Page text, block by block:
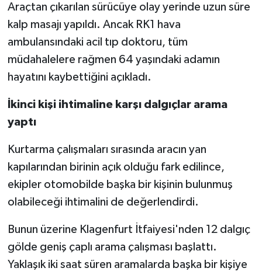
Araçtan çıkarılan sürücüye olay yerinde uzun süre
kalp masajı yapıldı. Ancak RK1 hava
ambulansındaki acil tıp doktoru, tüm
müdahalelere rağmen 64 yaşındaki adamın
hayatını kaybettiğini açıkladı.
İkinci kişi ihtimaline karşı dalgıçlar arama
yaptı
Kurtarma çalışmaları sırasında aracın yan
kapılarından birinin açık olduğu fark edilince,
ekipler otomobilde başka bir kişinin bulunmuş
olabileceği ihtimalini de değerlendirdi.
Bunun üzerine Klagenfurt İtfaiyesi'nden 12 dalgıç
gölde geniş çaplı arama çalışması başlattı.
Yaklaşık iki saat süren aramalarda başka bir kişiye